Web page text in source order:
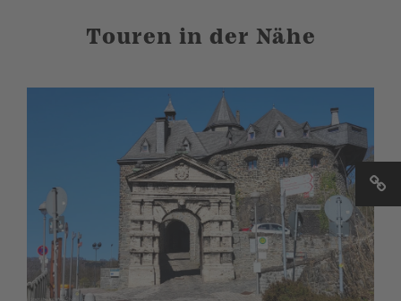
Touren in der Nähe